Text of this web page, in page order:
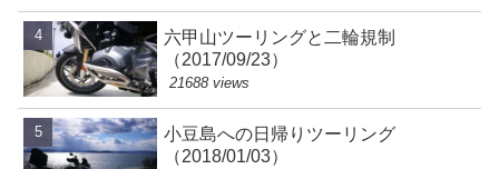
六甲山ツーリングと二輪規制
（2017/09/23）
21688 views
小豆島への日帰りツーリング
（2018/01/03）